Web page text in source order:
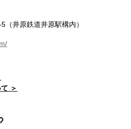
（井原鉄道井原駅構内）
＞